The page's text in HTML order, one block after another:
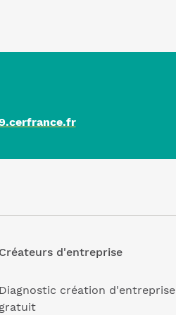
Créateurs d'entreprise
Diagnostic création d'entreprise
gratuit